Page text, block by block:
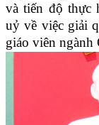
và tiến độ thực
uỷ về việc giải
giáo viên ngành